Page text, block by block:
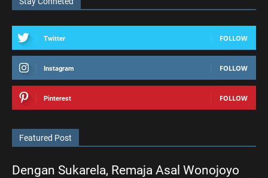
Twitter FOLLOW
Instagram FOLLOW
Pinterest FOLLOW
Featured Post
Dengan Sukarela, Remaja Asal Wonojoyo